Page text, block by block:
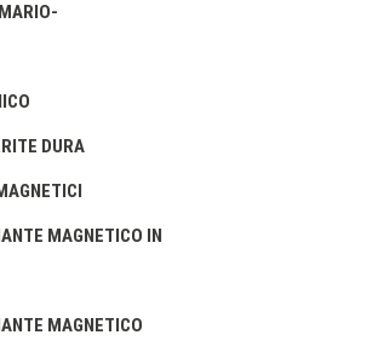
DURA
MAGNETICO IN
MAGNETICO